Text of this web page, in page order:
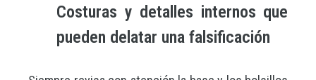
Costuras y detalles internos que
pueden delatar una falsificación